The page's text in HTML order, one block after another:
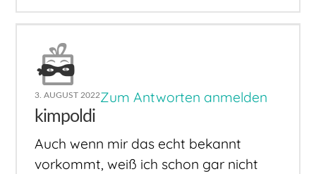
3. AUGUST 2022Zum Antworten anmelden
kimpoldi
Auch wenn mir das echt bekannt
vorkommt, weiß ich schon gar nicht